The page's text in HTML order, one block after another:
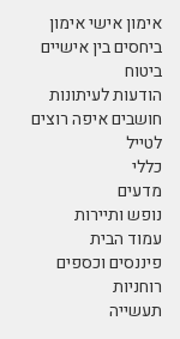
אימון אישי אימון
ביחסים בין אישיים
ביטוח
הודעות לעיתונות
חושבים איפה רוצים
לטייל
כללי
מדעים
נופש ותיירות
עמוד הבית
פיננסים וכספים
רוחניות
תעשייה